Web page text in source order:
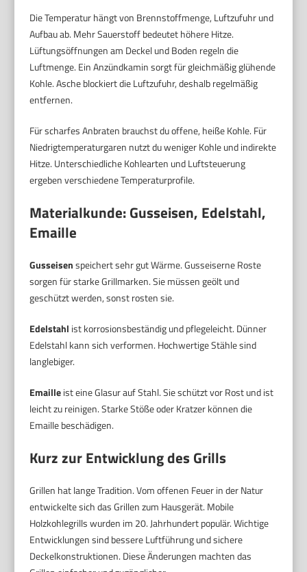
Die Temperatur hängt von Brennstoffmenge, Luftzufuhr und
Aufbau ab. Mehr Sauerstoff bedeutet höhere Hitze.
Lüftungsöffnungen am Deckel und Boden regeln die
Luftmenge. Ein Anzündkamin sorgt für gleichmäßig glühende
Kohle. Asche blockiert die Luftzufuhr, deshalb regelmäßig
entfernen.
Für scharfes Anbraten brauchst du offene, heiße Kohle. Für
Niedrigtemperaturgaren nutzt du weniger Kohle und indirekte
Hitze. Unterschiedliche Kohlearten und Luftsteuerung
ergeben verschiedene Temperaturprofile.
Materialkunde: Gusseisen, Edelstahl,
Emaille
Gusseisenspeichert sehr gut Wärme. Gusseiserne Roste
sorgen für starke Grillmarken. Sie müssen geölt und
geschützt werden, sonst rosten sie.
Edelstahl ist korrosionsbeständig und pflegeleicht. Dünner
Edelstahl kann sich verformen. Hochwertige Stähle sind
langlebiger.
Emailleist eine Glasur auf Stahl. Sie schützt vor Rost und ist
leicht zu reinigen. Starke Stöße oder Kratzer können die
Emaille beschädigen.
Kurz zur Entwicklung des Grills
Grillen hat lange Tradition. Vom offenen Feuer in der Natur
entwickelte sich das Grillen zum Hausgerät. Mobile
Holzkohlegrills wurden im 20. Jahrhundert populär. Wichtige
Entwicklungen sind bessere Luftführung und sichere
Deckelkonstruktionen. Diese Änderungen machten das